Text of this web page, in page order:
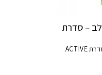
– סדרת
ההשקה כוללת שתי סדרות מרכזיות סדרת ACTIVE